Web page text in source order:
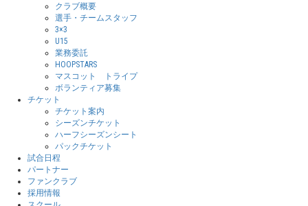
クラブ概要
選手・チームスタッフ
3×3
U15
業務委託
HOOPSTARS
マスコット トライプ
ボランティア募集
チケット
チケット案内
シーズンチケット
ハーフシーズンシート
パックチケット
試合日程
パートナー
ファンクラブ
採用情報